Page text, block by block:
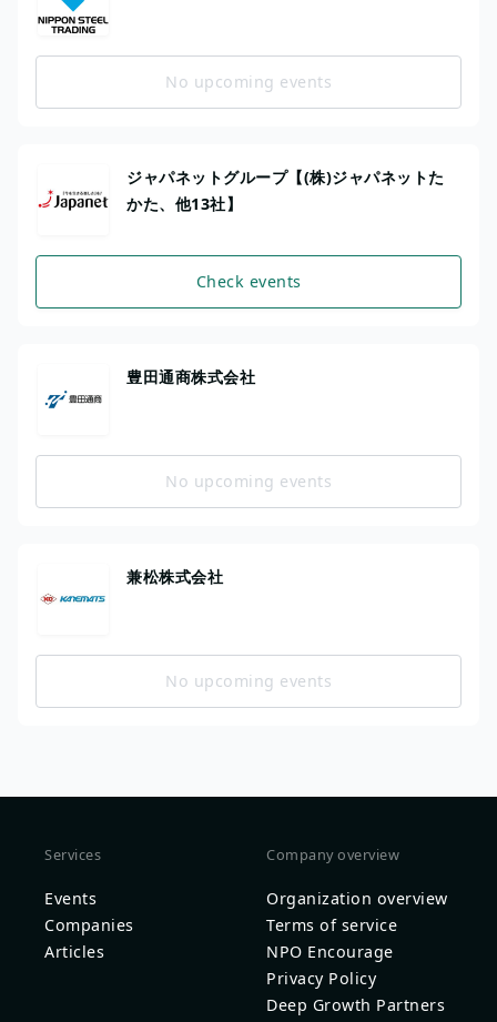
No upcoming events
ジャパネットグループ【(株)ジャパネットた
かた、他13社】
Check events
豊田通商株式会社
No upcoming events
兼松株式会社
No upcoming events
Services
Events
Companies
Articles
Company overview
Organization overview
Terms of service
NPO Encourage
Privacy Policy
Deep Growth Partners